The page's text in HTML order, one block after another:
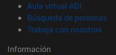
Aula virtual ADI
Búsqueda de personas
Trabaja con nosotros
Información